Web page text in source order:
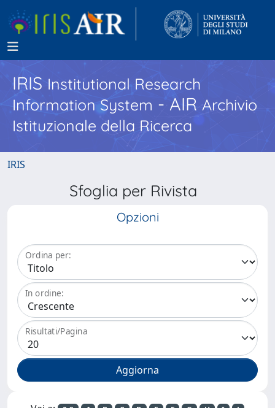
IRISInstitutional Research
Information System - AIR Archivio
Istituzionale della Ricerca
IRIS
Sfoglia per Rivista
Opzioni
Ordina per:
In ordine:
Risultati/Pagina